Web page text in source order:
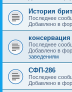
История
Последнее
Добавлено в
консервация
Последнее
Добавлено в
заведениям
СФП-286
Последнее
Добавлено в